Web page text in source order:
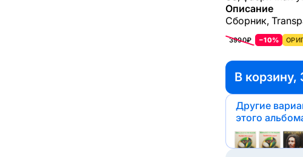
Описание
Сборник,
3990₽ −10%
В корзину,
Другие
этого